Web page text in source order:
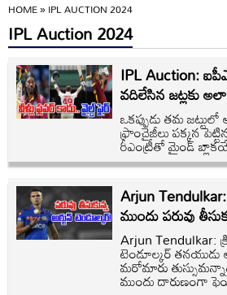
HOME»IPL AUCTION 2024
IPL Auction 2024
IPL Auction:
వదిలేసిన జట్లకు
ఒకప్పుడు తమ
ఫ్రాంచైజీలు పక్కన
రీఎంట్రీతో మైండ్
Arjun
ముందు పరువు
Arjun Tendulkar:
టెండూల్కర్ తనయుడు
మరోమారు
ముందు దారుణంగా